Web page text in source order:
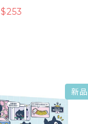
$253
新品